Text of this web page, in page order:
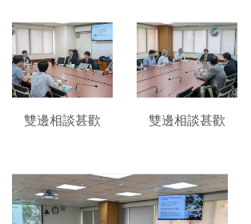
雙邊相談甚歡 雙邊相談甚歡